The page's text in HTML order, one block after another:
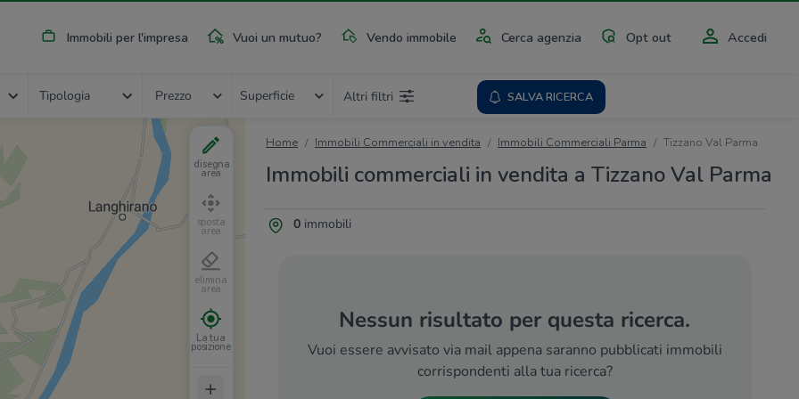
Immobili per l'impresa Vuoi un mutuo? Vendo immobile Cerca agenzia Opt out Accedi
Tipologia Prezzo Superficie Altri filtri SALVA RICERCA
Home Immobili Commerciali in vendita Immobili Commerciali Parma Tizzano Val Parma
Immobili commerciali in vendita a Tizzano Val Parma
0immobili
Nessun risultato per questa ricerca.
disegna
area
sposta
area
elimina
area
La tua
posizione
+